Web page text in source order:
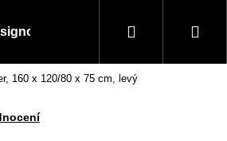
kousky Doplňky a
Hledat
160 x 120/80 x 75 cm, levý